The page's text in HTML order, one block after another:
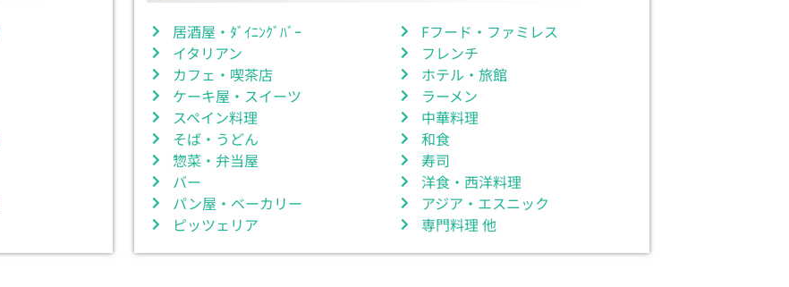
居酒屋・ﾀﾞｲﾆﾝｸﾞﾊﾞｰ
イタリアン
カフェ・喫茶店
ケーキ屋・スイーツ
スペイン料理
そば・うどん
惣菜・弁当屋
バー
パン屋・ベーカリー
ピッツェリア
Fフード・ファミレス
フレンチ
ホテル・旅館
ラーメン
中華料理
和食
寿司
洋食・西洋料理
アジア・エスニック
専門料理 他